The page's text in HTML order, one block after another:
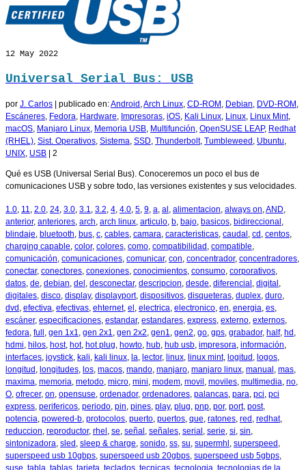
12 May 2022
Universal Serial Bus: USB
por J. Carlos publicado en:Android ,Arch Linux, CD-ROM , Debian, DVD-ROM ,
Escáneres, Fedora, Hardware, Impresoras, iOS, Kali Linux, Linux, Linux Mint,
macOS, Manjaro Linux, Memoria USB, Multifunción, OpenSUSE LEAP, Redhat
(RHEL), Sist. Operativos, Sistema, SSD, Thunderbolt, Tumbleweed , Ubuntu,
UNIX, USB 2
Qué es USB (Universal Serial Bus). Conoceremos un poco el bus de
comunicaciones USB y sobre todo, las versiones existentes y sus velocidades.
1.0, 11, 2.0, 24, 3.0, 3.1, 3.2, 4, 4.0, 5, 9, a, al , alimentacion, always on,AND,
anterior, anteriores, arch, arch linux, articulo, b, bajo, basicos, bidireccional ,
blindaje, bluetooth, bus, c, cables, camara, caracteristicas, caudal , cd , centos,
charging capable, color, colores, como, compatibilidad , compatible,
comunicación, comunicaciones, comunicar, con, concentrador, concentradores,
conectar, conectores, conexiones, conocimientos, consumo, corporativos,
datos, de, debian, del , desconectar, descripcion, desde, diferencial , digital ,
digitales, disco, display, displayport, dispositivos, disqueteras, duplex, duro,
dvd , efectiva, efectivas, ehternet, el , electrica, electronico, en, energia, es,
escáner, especificaciones, estandar, estandares, express, externo, externos,
fedora, full , gen 1x1, gen 2x1, gen 2x2, gen1, gen2, go, gps, grabador, half, hd ,
hdmi, hilos, host, hot, hot plug, howto, hub, hub usb, impresora, información,
interfaces, joystick, kali, kali linux, la, lector, linux, linux mint, logitud , logos,
longitud , longitudes, los, macos, mando, manjaro, manjaro linux, manual , mas,
maxima, memoria, metodo, micro, mini, modem, movil , moviles, multimedia, no,
O, ofrecer, on, opensuse, ordenador, ordenadores, palancas, para, pci, pci
express, perifericos, periodo, pin, pines, play, plug, pnp, por, port, post,
potencia, powered-b, protocolos, puerto, puertos, que, ratones, red , redhat,
reduccion, reproductor, rhel , se, señal , señales, serial , serie, si, sin,
sintonizadora, sled , sleep & charge, sonido, ss, su, supermhl , superspeed ,
superspeed usb 10gbps, superspeed usb 20gbps, superspeed usb 5gbps,
suse tabla tablas tarjeta teclados tecnicas tecnologia tecnologias de la